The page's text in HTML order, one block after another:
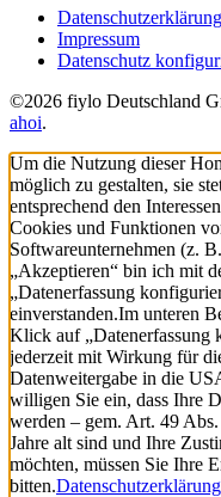
Datenschutzerklärung
Impressum
Datenschutz
©2026 fiylo Deutschland
ahoi.
Um die Nutzung dieser
möglich zu gestalten, sie
entsprechend den
Cookies und Funktionen
Softwareunternehmen (z.
„Akzeptieren“ bin ich mit
„Datenerfassung
einverstanden.Im unteren
Klick auf
jederzeit mit Wirkung für
Datenweitergabe in die
willigen Sie ein, dass Ihre
werden – gem. Art. 49
Jahre alt sind und Ihre
möchten, müssen Sie Ihre
bitten.Datenschutzerklärung